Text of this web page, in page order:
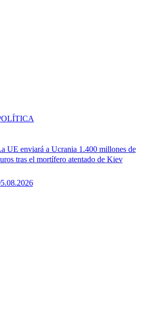
UE enviará a Ucrania 1.400 millones de
tras el mortífero atentado de Kiev